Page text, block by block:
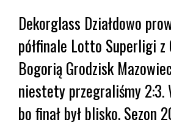
Dekorglass Działdowo
półfinale Lotto Superligi z
Bogorią Grodzisk
niestety przegraliśmy 2:3.
bo finał był blisko. Sezon